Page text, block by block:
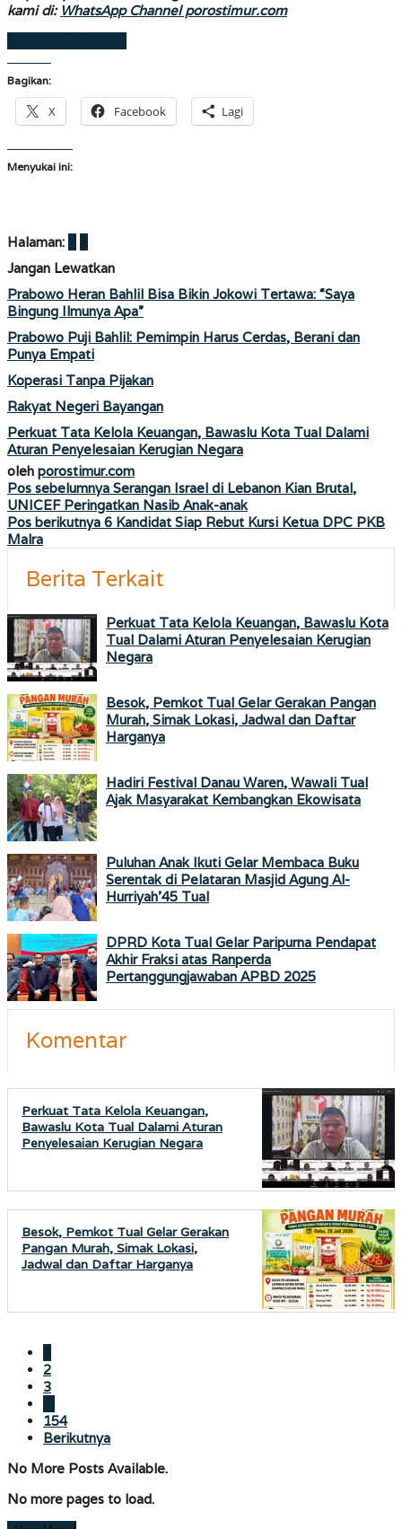
kami di: WhatsApp Channel porostimur.com
Bagikan:
X Facebook Lagi
Menyukai ini:
Halaman:
2
Jangan Lewatkan
Prabowo Heran Bahlil Bisa Bikin Jokowi Tertawa: “Saya
Bingung Ilmunya Apa”
Prabowo Puji Bahlil: Pemimpin Harus Cerdas, Berani dan
Punya Empati
Koperasi Tanpa Pijakan
Rakyat Negeri Bayangan
Perkuat Tata Kelola Keuangan, Bawaslu Kota Tual Dalami
Aturan Penyelesaian Kerugian Negara
oleh porostimur.com
Navigasi
pos
Pos sebelumnya Serangan Israel di Lebanon Kian Brutal,
UNICEF Peringatkan Nasib Anak-anak
Pos berikutnya 6 Kandidat Siap Rebut Kursi Ketua DPC PKB
Malra
Berita Terkait
Perkuat Tata Kelola Keuangan, Bawaslu Kota
Tual Dalami Aturan Penyelesaian Kerugian
Negara
Besok, Pemkot Tual Gelar Gerakan Pangan
Murah, Simak Lokasi, Jadwal dan Daftar
Harganya
Hadiri Festival Danau Waren, Wawali Tual
Ajak Masyarakat Kembangkan Ekowisata
Puluhan Anak Ikuti Gelar Membaca Buku
Serentak di Pelataran Masjid Agung Al-
Hurriyah’45 Tual
DPRD Kota Tual Gelar Paripurna Pendapat
Akhir Fraksi atas Ranperda
Pertanggungjawaban APBD 2025
Komentar
Perkuat Tata Kelola Keuangan,
Bawaslu Kota Tual Dalami Aturan
Penyelesaian Kerugian Negara
Besok, Pemkot Tual Gelar Gerakan
Pangan Murah, Simak Lokasi,
Jadwal dan Daftar Harganya
1
2
3
…
154
Berikutnya
No More Posts Available.
No more pages to load.